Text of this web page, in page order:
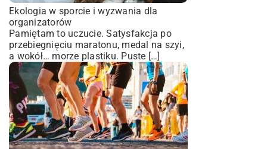
Ekologia w sporcie i wyzwania dla
organizatorów
Pamiętam to uczucie. Satysfakcja po
przebiegnięciu maratonu, medal na szyi,
a wokół… morze plastiku. Puste […]